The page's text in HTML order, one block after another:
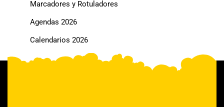
Marcadores y Rotuladores
Agendas 2026
Calendarios 2026